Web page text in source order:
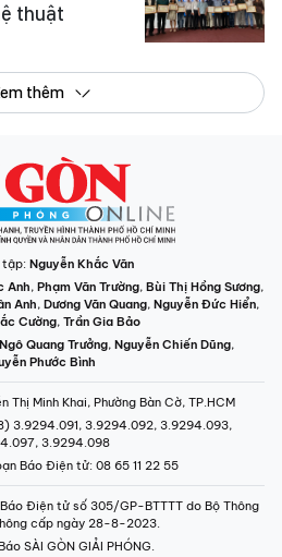
thuật
thêm
tập: Nguyễn Khắc Văn
Anh, Phạm Văn Trường, Bùi Thị Hồng Sương,
Anh, Dương Văn Quang, Nguyễn Đức Hiển,
Cường, Trần Gia Bảo
Ngô Quang Trưởng, Nguyễn Chiến Dũng,
Phước Bình
Minh Khai, Phường Bàn Cờ, TP.HCM
3.9294.091, 3.9294.092, 3.9294.093,
3.9294.098
Báo Điện tử: 08 65 11 22 55
Điện tử số 305/GP-BTTTT do Bộ Thông
cấp ngày 28-8-2023.
SÀI GÒN GIẢI PHÓNG.